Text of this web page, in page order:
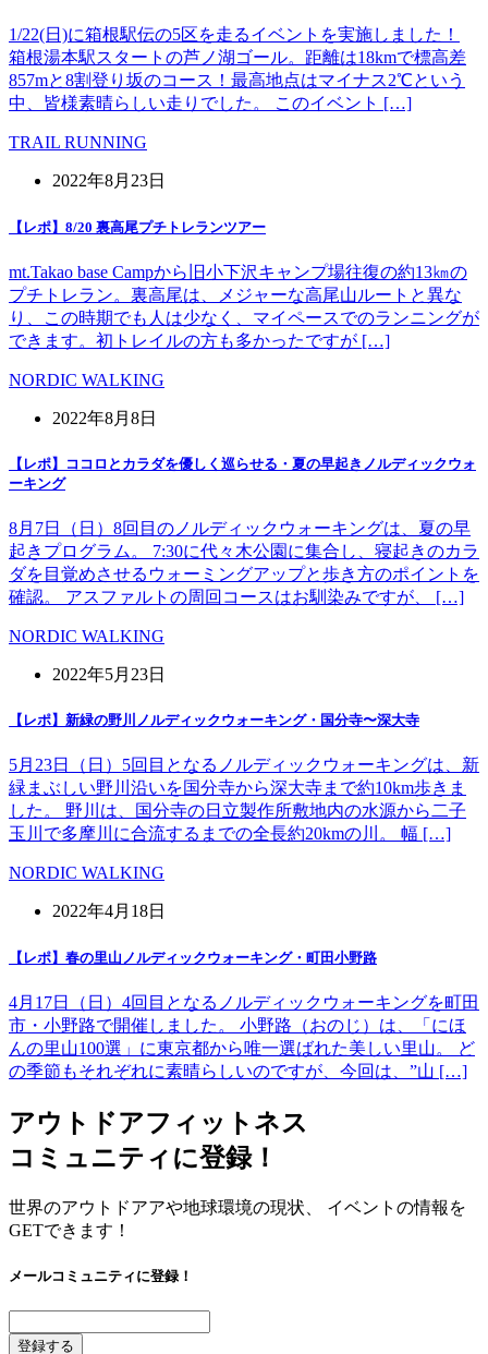
1/22(日)に箱根駅伝の5区を走るイベントを実施しました！
箱根湯本駅スタートの芦ノ湖ゴール。距離は18kmで標高差
857mと8割登り坂のコース！最高地点はマイナス2℃という
中、皆様素晴らしい走りでした。 このイベント […]
TRAIL RUNNING
2022年8月23日
【レポ】8/20 裏高尾プチトレランツアー
mt.Takao base Campから旧小下沢キャンプ場往復の約13㎞の
プチトレラン。裏高尾は、メジャーな高尾山ルートと異な
り、この時期でも人は少なく、マイペースでのランニングが
できます。初トレイルの方も多かったですが […]
NORDIC WALKING
2022年8月8日
【レポ】ココロとカラダを優しく巡らせる・夏の早起きノルディックウォ
ーキング
8月7日（日）8回目のノルディックウォーキングは、夏の早
起きプログラム。 7:30に代々木公園に集合し、寝起きのカラ
ダを目覚めさせるウォーミングアップと歩き方のポイントを
確認。 アスファルトの周回コースはお馴染みですが、 […]
NORDIC WALKING
2022年5月23日
【レポ】新緑の野川ノルディックウォーキング・国分寺〜深大寺
5月23日（日）5回目となるノルディックウォーキングは、新
緑まぶしい野川沿いを国分寺から深大寺まで約10km歩きま
した。 野川は、国分寺の日立製作所敷地内の水源から二子
玉川で多摩川に合流するまでの全長約20kmの川。 幅 […]
NORDIC WALKING
2022年4月18日
【レポ】春の里山ノルディックウォーキング・町田小野路
4月17日（日）4回目となるノルディックウォーキングを町田
市・小野路で開催しました。 小野路（おのじ）は、「にほ
んの里山100選」に東京都から唯一選ばれた美しい里山。 ど
の季節もそれぞれに素晴らしいのですが、今回は、”山 […]
アウトドアフィットネス
コミュニティに登録！
世界のアウトドアアや地球環境の現状、 イベントの情報を
GETできます！
メールコミュニティに登録！